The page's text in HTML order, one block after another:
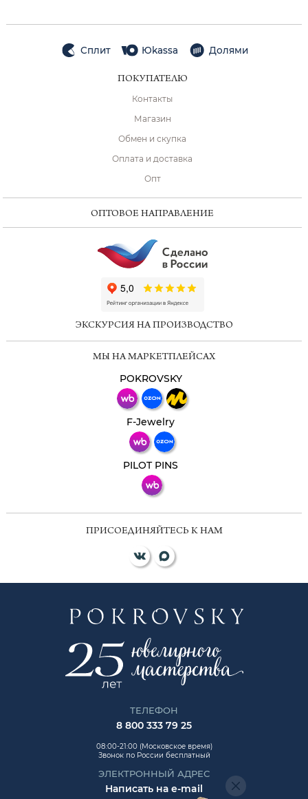
Сплит Юkassa Долями
ПОКУПАТЕЛЮ
Контакты
Магазин
Обмен и скупка
Оплата и доставка
Опт
ОПТОВОЕ НАПРАВЛЕНИЕ
ЭКСКУРСИЯ НА ПРОИЗВОДСТВО
МЫ НА МАРКЕТПЛЕЙСАХ
POKROVSKY
F-Jewelry
PILOT PINS
ПРИСОЕДИНЯЙТЕСЬ К НАМ
ТЕЛЕФОН
8 800 333 79 25
08:00-21:00 (Московское время)
Звонок по России бесплатный
ЭЛЕКТРОННЫЙ АДРЕС
Написать на e-mail